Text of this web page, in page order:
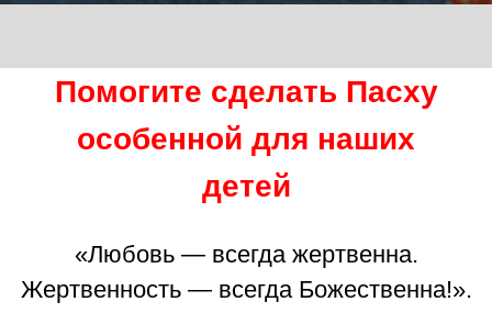
в людей, в то, что все у них будет
хорошо. Чтобы поняли — теперь все по-
другому. Там, в прежней жизни, наши
дети были лишены подарков, покраски
яиц, ароматных куличей. Та жизнь была
для наших детей изменилось. И если это
и чудо, то абсолютно рукотворное,
на которое способен практически